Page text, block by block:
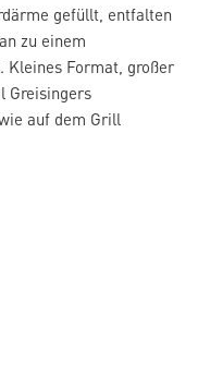
gefüllt, entfalten
zu einem
Kleines Format, großer
Greisingers
auf dem Grill